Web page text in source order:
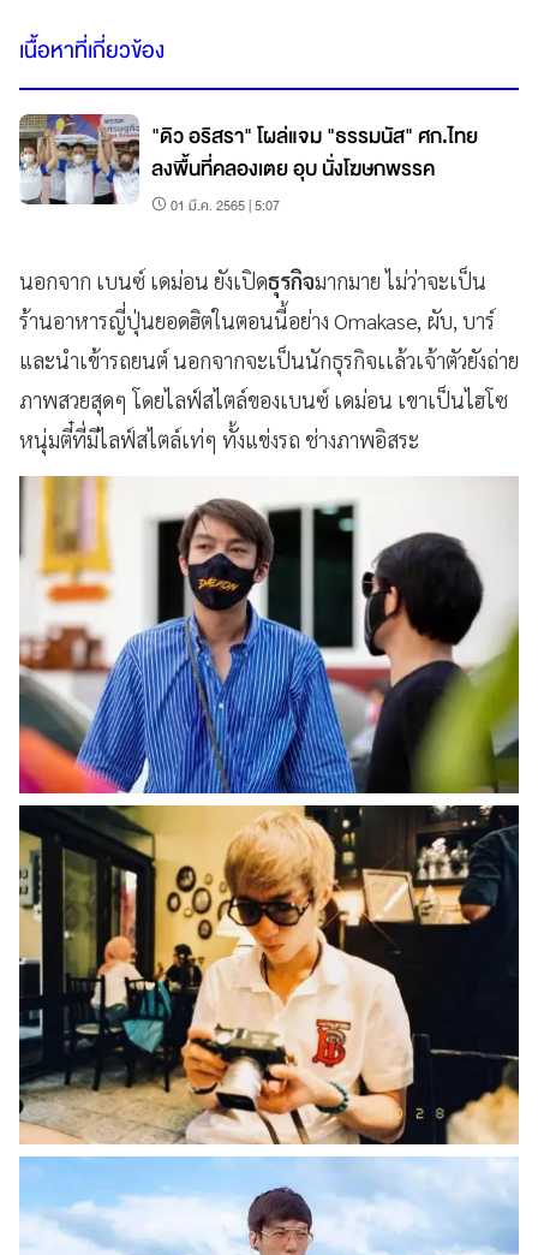
เนื้อหาที่เกี่ยวข้อง
"ดิว อริสรา" โผล่แจม "ธรรมนัส" ศก.ไทย
ลงพื้นที่คลองเตย อุบ นั่งโฆษกพรรค
01 มี.ค. 2565 | 5:07
นอกจาก เบนซ์ เดม่อน ยังเปิดธุรกิจมากมาย ไม่ว่าจะเป็น
ร้านอาหารญี่ปุ่นยอดฮิตในตอนนี้อย่าง Omakase, ผับ, บาร์
และนำเข้ารถยนต์ นอกจากจะเป็นนักธุรกิจเเล้วเจ้าตัวยังถ่าย
ภาพสวยสุดๆ โดยไลฟ์สไตล์ของเบนซ์ เดม่อน เขาเป็นไฮโซ
หนุ่มตี๋ที่มีไลฟ์สไตล์เท่ๆ ทั้งแข่งรถ ช่างภาพอิสระ